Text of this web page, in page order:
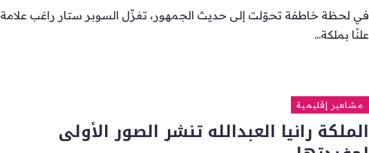
في لحظة خاطفة تحوّلت إلى حديث الجمهور، تغزّل السوبر ستار راغب علامة
علنًا بملكة...
مشاهير إقليمية
الملكة رانيا العبدالله تنشر الصور الأولى